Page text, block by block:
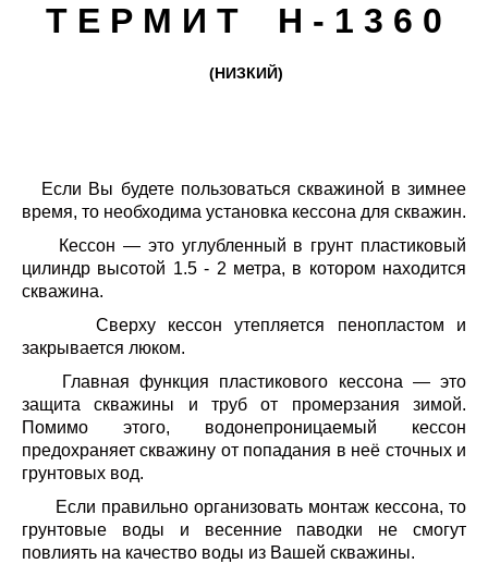
Т Е Р М И Т H - 1 3 6 0
(НИЗКИЙ)
Если Вы будете пользоваться скважиной в зимнее
время, то необходима установка кессона для скважин.
Кессон — это углубленный в грунт пластиковый
цилиндр высотой 1.5 - 2 метра, в котором находится
скважина.
Сверху кессон утепляется пенопластом и
закрывается люком.
Главная функция пластикового кессона — это
защита скважины и труб от промерзания зимой.
Помимо этого, водонепроницаемый кессон
предохраняет скважину от попадания в неё сточных и
грунтовых вод.
Если правильно организовать монтаж кессона, то
грунтовые воды и весенние паводки не смогут
повлиять на качество воды из Вашей скважины.